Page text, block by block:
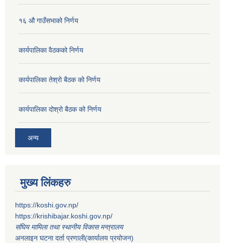
१६ औ गाउँसभाको निर्णय
कार्यपालिका वैठकको निर्णय
कार्यपालिका तेश्रो बैठक को निर्णय
कार्यपालिका दोश्रो बैठक को निर्णय
अन्य
मुख्य लिंकहरु
https://koshi.gov.np/
https://krishibajar.koshi.gov.np/
संघिय मामिला तथा स्थानीय विकास मन्त्रालय
अनलाइन घटना दर्ता प्रणाली(कार्यालय प्रयोजन)